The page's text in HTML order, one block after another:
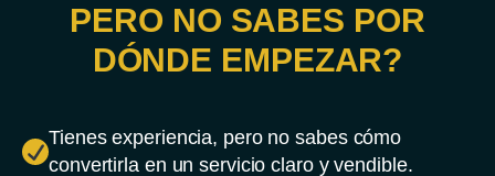
PERO NO SABES POR
DÓNDE EMPEZAR?
Tienes experiencia, pero no sabes cómo
convertirla en un servicio claro y vendible.